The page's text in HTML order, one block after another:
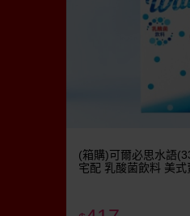
(箱購)可爾必思水語
宅配 乳酸菌飲料 美式